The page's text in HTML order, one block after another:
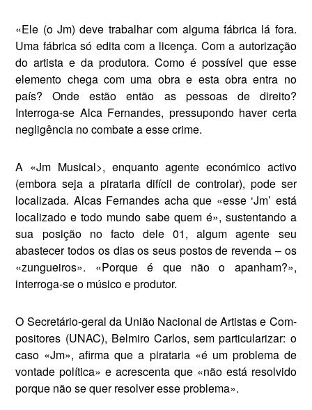
«Ele (o Jm) deve trabalhar com alguma fábrica lá fora.
Uma fábrica só edita com a licença. Com a autorização
do ar­tista e da produtora. Como é possível que esse
elemento chega com uma obra e esta obra entra no
país? Onde estão então as pessoas de direito?
Interroga-se Alca Fernandes, pressupon­do haver certa
negligência no combate a esse crime.
A «Jm Musical>, enquanto agente económico activo
(embora seja a pirataria difícil de controlar), pode ser
localizada. Alcas Fernandes acha que «esse ‘Jm’ está
localizado e todo mundo sabe quem é», sustentando a
sua posição no facto dele 01, algum agente seu
abastecer todos os dias os seus postos de revenda – os
«zungueiros». «Porque é que não o apanham?»,
interroga-se o músico e produtor.
O Secretário-geral da União Nacional de Artistas e Com­
positores (UNAC), Belmiro Carlos, sem particularizar: o
caso «Jm», afirma que a pirataria «é um problema de
vontade política» e acrescenta que «não está resolvido
porque não se quer resolver esse problema».